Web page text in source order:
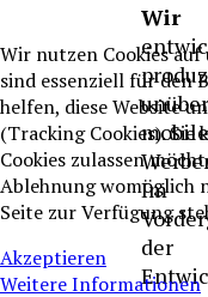
Wir
mobile
Im
der
Wir nutzen Cookies auf
sind essenziell für den
helfen, diese Website
(Tracking Cookies). Sie
Cookies zulassen
Ablehnung womöglich
Seite zur Verfügung
Akzeptieren
Weitere Informationen